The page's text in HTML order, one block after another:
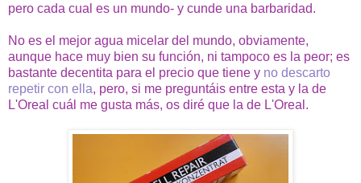
pero cada cual es un mundo- y cunde una barbaridad.
No es el mejor agua micelar del mundo, obviamente,
aunque hace muy bien su función, ni tampoco es la peor; es
bastante decentita para el precio que tiene y no descarto
repetir con ella, pero, si me preguntáis entre esta y la de
L'Oreal cuál me gusta más, os diré que la de L'Oreal.